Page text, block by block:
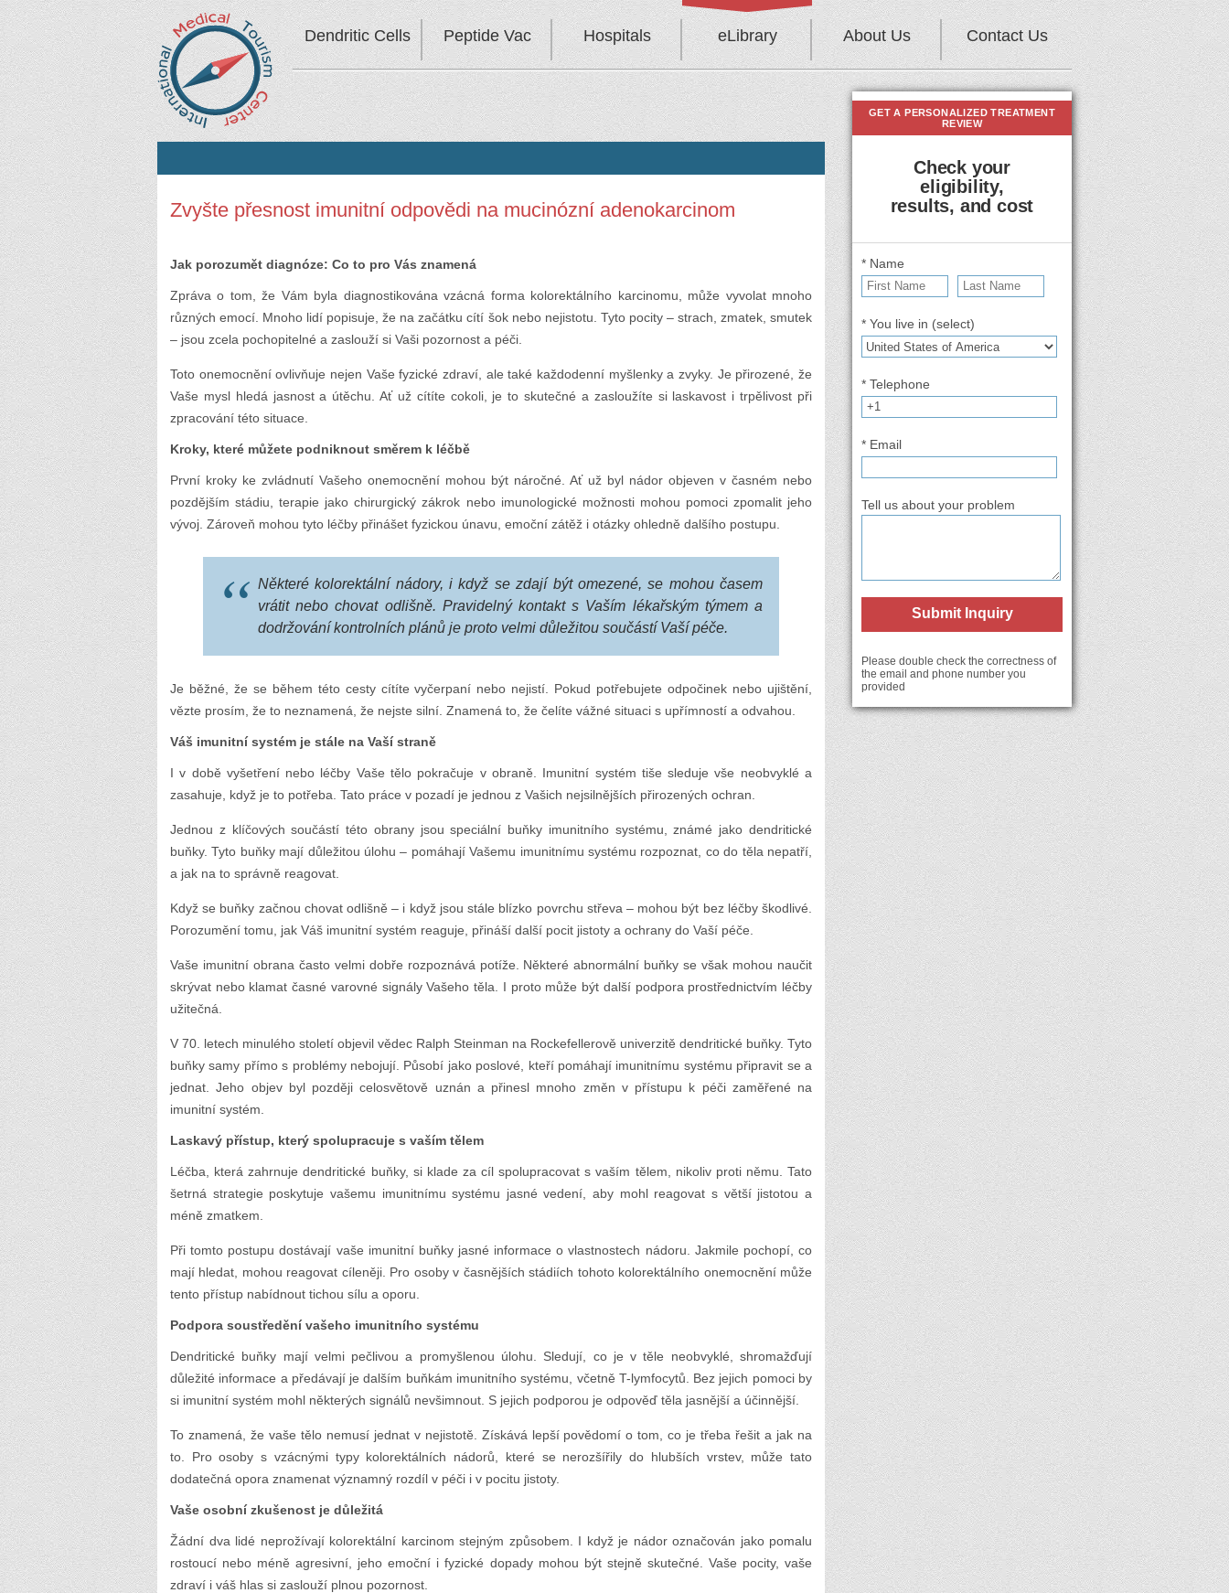
Dendritic Cells Peptide Vac Hospitals eLibrary About Us Contact Us
Zvyšte přesnost imunitní odpovědi na mucinózní adenokarcinom
Jak porozumět diagnóze: Co to pro Vás znamená
Zpráva o tom, že Vám byla diagnostikována vzácná forma kolorektálního karcinomu, může vyvolat mnoho
různých emocí. Mnoho lidí popisuje, že na začátku cítí šok nebo nejistotu. Tyto pocity – strach, zmatek, smutek
– jsou zcela pochopitelné a zaslouží si Vaši pozornost a péči.
Toto onemocnění ovlivňuje nejen Vaše fyzické zdraví, ale také každodenní myšlenky a zvyky. Je přirozené, že
Vaše mysl hledá jasnost a útěchu. Ať už cítíte cokoli, je to skutečné a zasloužíte si laskavost i trpělivost při
zpracování této situace.
Kroky, které můžete podniknout směrem k léčbě
První kroky ke zvládnutí Vašeho onemocnění mohou být náročné. Ať už byl nádor objeven v časném nebo
pozdějším stádiu, terapie jako chirurgický zákrok nebo imunologické možnosti mohou pomoci zpomalit jeho
vývoj. Zároveň mohou tyto léčby přinášet fyzickou únavu, emoční zátěž i otázky ohledně dalšího postupu.
Některé kolorektální nádory, i když se zdají být omezené, se mohou časem
vrátit nebo chovat odlišně. Pravidelný kontakt s Vaším lékařským týmem a
dodržování kontrolních plánů je proto velmi důležitou součástí Vaší péče.
Je běžné, že se během této cesty cítíte vyčerpaní nebo nejistí. Pokud potřebujete odpočinek nebo ujištění,
vězte prosím, že to neznamená, že nejste silní. Znamená to, že čelíte vážné situaci s upřímností a odvahou.
Váš imunitní systém je stále na Vaší straně
I v době vyšetření nebo léčby Vaše tělo pokračuje v obraně. Imunitní systém tiše sleduje vše neobvyklé a
zasahuje, když je to potřeba. Tato práce v pozadí je jednou z Vašich nejsilnějších přirozených ochran.
Jednou z klíčových součástí této obrany jsou speciální buňky imunitního systému, známé jako dendritické
buňky. Tyto buňky mají důležitou úlohu – pomáhají Vašemu imunitnímu systému rozpoznat, co do těla nepatří,
a jak na to správně reagovat.
Když se buňky začnou chovat odlišně – i když jsou stále blízko povrchu střeva – mohou být bez léčby škodlivé.
Porozumění tomu, jak Váš imunitní systém reaguje, přináší další pocit jistoty a ochrany do Vaší péče.
Vaše imunitní obrana často velmi dobře rozpoznává potíže. Některé abnormální buňky se však mohou naučit
skrývat nebo klamat časné varovné signály Vašeho těla. I proto může být další podpora prostřednictvím léčby
užitečná.
V 70. letech minulého století objevil vědec Ralph Steinman na Rockefellerově univerzitě dendritické buňky. Tyto
buňky samy přímo s problémy nebojují. Působí jako poslové, kteří pomáhají imunitnímu systému připravit se a
jednat. Jeho objev byl později celosvětově uznán a přinesl mnoho změn v přístupu k péči zaměřené na
imunitní systém.
Laskavý přístup, který spolupracuje s vaším tělem
Léčba, která zahrnuje dendritické buňky, si klade za cíl spolupracovat s vaším tělem, nikoliv proti němu. Tato
šetrná strategie poskytuje vašemu imunitnímu systému jasné vedení, aby mohl reagovat s větší jistotou a
méně zmatkem.
Při tomto postupu dostávají vaše imunitní buňky jasné informace o vlastnostech nádoru. Jakmile pochopí, co
mají hledat, mohou reagovat cíleněji. Pro osoby v časnějších stádiích tohoto kolorektálního onemocnění může
tento přístup nabídnout tichou sílu a oporu.
Podpora soustředění vašeho imunitního systému
Dendritické buňky mají velmi pečlivou a promyšlenou úlohu. Sledují, co je v těle neobvyklé, shromažďují
důležité informace a předávají je dalším buňkám imunitního systému, včetně T-lymfocytů. Bez jejich pomoci by
si imunitní systém mohl některých signálů nevšimnout. S jejich podporou je odpověď těla jasnější a účinnější.
To znamená, že vaše tělo nemusí jednat v nejistotě. Získává lepší povědomí o tom, co je třeba řešit a jak na
to. Pro osoby s vzácnými typy kolorektálních nádorů, které se nerozšířily do hlubších vrstev, může tato
dodatečná opora znamenat významný rozdíl v péči i v pocitu jistoty.
Vaše osobní zkušenost je důležitá
Žádní dva lidé neprožívají kolorektální karcinom stejným způsobem. I když je nádor označován jako pomalu
rostoucí nebo méně agresivní, jeho emoční i fyzické dopady mohou být stejně skutečné. Vaše pocity, vaše
zdraví i váš hlas si zaslouží plnou pozornost.
GET A PERSONALIZED TREATMENT
REVIEW
Check your
eligibility,
results, and cost
* Name
* You live in (select)
* Telephone
* Email
Tell us about your problem
Submit Inquiry
Please double check the correctness of
the email and phone number you
provided